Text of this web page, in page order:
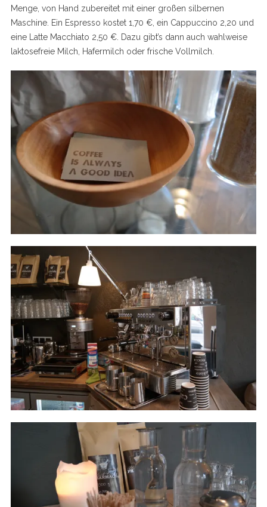
Menge, von Hand zubereitet mit einer großen silbernen
Maschine. Ein Espresso kostet 1,70 €, ein Cappuccino 2,20 und
eine Latte Macchiato 2,50 €. Dazu gibt’s dann auch wahlweise
laktosefreie Milch, Hafermilch oder frische Vollmilch.